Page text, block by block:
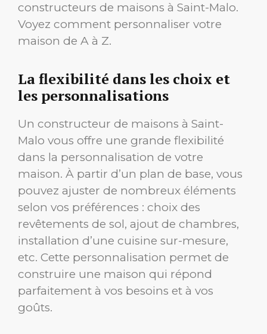
constructeurs de maisons à Saint-Malo.
Voyez comment personnaliser votre
maison de A à Z.
La flexibilité dans les choix et
les personnalisations
Un constructeur de maisons à Saint-
Malo vous offre une grande flexibilité
dans la personnalisation de votre
maison. À partir d’un plan de base, vous
pouvez ajuster de nombreux éléments
selon vos préférences : choix des
revêtements de sol, ajout de chambres,
installation d’une cuisine sur-mesure,
etc. Cette personnalisation permet de
construire une maison qui répond
parfaitement à vos besoins et à vos
goûts.